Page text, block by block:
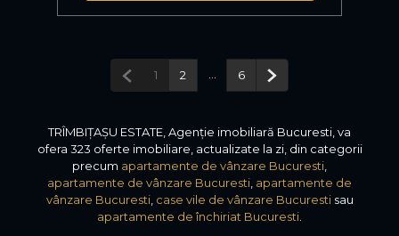
Pagina anterioară
1 2 6 Pagina următoare
TRÎMBIȚAȘU ESTATE, Agenție imobiliară Bucuresti, va
ofera 323 oferte imobiliare, actualizate la zi, din categorii
precum apartamente de vânzare Bucuresti
apartamente de vânzare Bucuresti apartamente de
vânzare Bucuresti, case vile de vânzare Bucurestisau
apartamente de închiriat Bucuresti